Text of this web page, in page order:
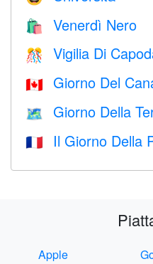
🛍 Venerdì Nero
🎊 Vigilia Di
🇨🇦 Giorno Del
🗺️ Giorno Della
🇫🇷 Il Giorno Della
Apple